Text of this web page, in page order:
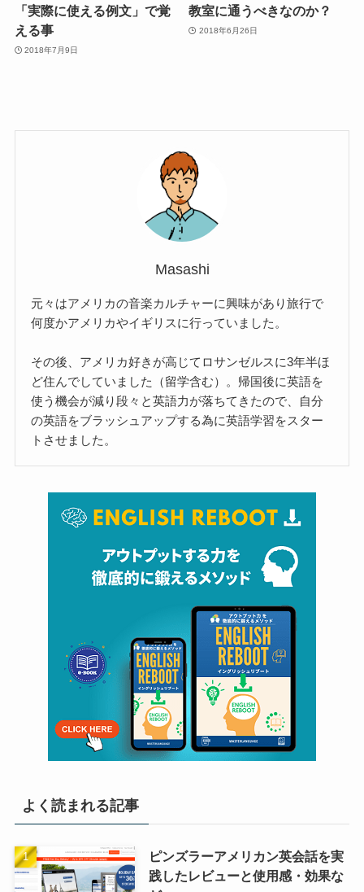
「実際に使える例文」で覚
える事
2018年7月9日
教室に通うべきなのか？
2018年6月26日
Masashi
元々はアメリカの音楽カルチャーに興味があり旅行で
何度かアメリカやイギリスに行っていました。
その後、アメリカ好きが高じてロサンゼルスに3年半ほ
ど住んでしていました（留学含む）。帰国後に英語を
使う機会が減り段々と英語力が落ちてきたので、自分
の英語をブラッシュアップする為に英語学習をスター
トさせました。
よく読まれる記事
ピンズラーアメリカン英会話を実
践したレビューと使用感・効果な